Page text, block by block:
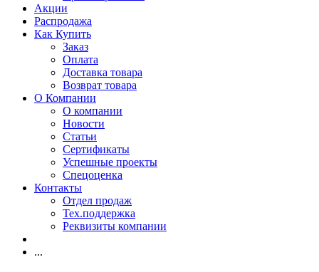
Акции
Распродажа
Как Купить
Заказ
Оплата
Доставка товара
Возврат товара
О Компании
О компании
Новости
Статьи
Сертификаты
Успешные проекты
Спецоценка
Контакты
Отдел продаж
Тех.поддержка
Реквизиты компании
...